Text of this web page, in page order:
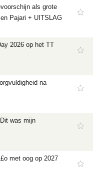
als grote
Pajari + UITSLAG
2026 op het TT
na
was mijn
met oog op 2027